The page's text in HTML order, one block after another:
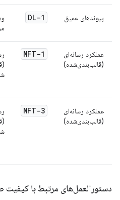
پیوندهای عمیق DL-1
عملکرد رسانه‌ای
(قالب‌بندی‌شده)
MFT-1
عملکرد رسانه‌ای
(قالب‌بندی‌شده)
MFT-3
دستورالعمل‌های مرتبط با